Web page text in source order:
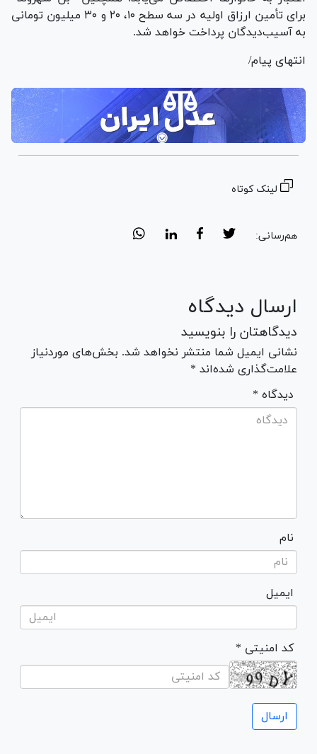
برای تأمین ارزاق اولیه در سه سطح ۱۰، ۲۰ و ۳۰ میلیون تومانی
به آسیب‌دیدگان پرداخت خواهد شد.
انتهای پیام/
لینک کوتاه
هم‌رسانی:
ارسال دیدگاه
دیدگاهتان را بنویسید
نشانی ایمیل شما منتشر نخواهد شد. بخش‌های موردنیاز
علامت‌گذاری شده‌اند *
* دیدگاه
نام
ایمیل
* کد امنیتی